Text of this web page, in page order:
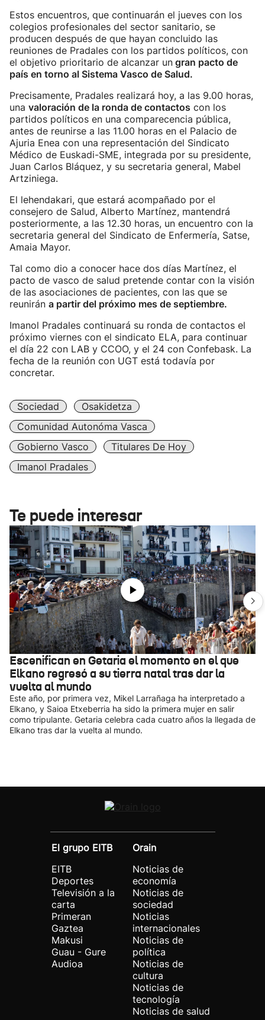
Estos encuentros, que continuarán el jueves con los
colegios profesionales del sector sanitario, se
producen después de que hayan concluido las
reuniones de Pradales con los partidos políticos, con
el objetivo prioritario de alcanzar un gran pacto de
país en torno al Sistema Vasco de Salud.
Precisamente, Pradales realizará hoy, a las 9.00 horas,
una valoración de la ronda de contactos con los
partidos políticos en una comparecencia pública,
antes de reunirse a las 11.00 horas en el Palacio de
Ajuria Enea con una representación del Sindicato
Médico de Euskadi-SME, integrada por su presidente,
Juan Carlos Bláquez, y su secretaria general, Mabel
Artziniega.
El lehendakari, que estará acompañado por el
consejero de Salud, Alberto Martínez, mantendrá
posteriormente, a las 12.30 horas, un encuentro con la
secretaria general del Sindicato de Enfermería, Satse,
Amaia Mayor.
Tal como dio a conocer hace dos días Martínez, el
pacto de vasco de salud pretende contar con la visión
de las asociaciones de pacientes, con las que se
reunirán a partir del próximo mes de septiembre.
Imanol Pradales continuará su ronda de contactos el
próximo viernes con el sindicato ELA, para continuar
el día 22 con LAB y CCOO, y el 24 con Confebask. La
fecha de la reunión con UGT está todavía por
concretar.
Sociedad
Osakidetza
Comunidad Autonóma Vasca
Gobierno Vasco
Titulares De Hoy
Imanol Pradales
Te puede interesar
Escenifican en Getaria el momento en el que
Elkano regresó a su tierra natal tras dar la
vuelta al mundo
Este año, por primera vez, Mikel Larrañaga ha interpretado a
Elkano, y Saioa Etxeberria ha sido la primera mujer en salir
como tripulante. Getaria celebra cada cuatro años la llegada de
Elkano tras dar la vuelta al mundo.
El grupo EITB
EITB
Deportes
Televisión a la
carta
Primeran
Gaztea
Makusi
Guau - Gure
Audioa
Orain
Noticias de
economía
Noticias de
sociedad
Noticias
internacionales
Noticias de
política
Noticias de
cultura
Noticias de
tecnología
Noticias de salud